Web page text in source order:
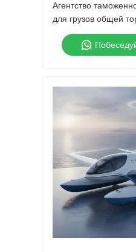
Агентство
для грузов общей